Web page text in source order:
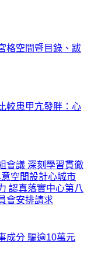
格空間暨目錄、跋
較患甲亢發胖：心
會議 深刻學習貫徹
空間設計心城市
認真落實中心第八
會安排請求
成分 騙逾10萬元